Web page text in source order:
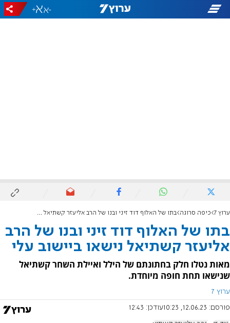
-
+
ערוץ 7 כיפה סרוגה בתו של האלוף דוד זיני ובנו של הרב אליעזר קשתיאל נישאו ביישוב עלי
בתו של האלוף דוד זיני ובנו של הרב
אליעזר קשתיאל נישאו ביישוב עלי
מאות נטלו חלק בחתונתם של הילל ואיילת השחר קשתיאל
שנישאו תחת חופה מיוחדת.
ערוץ 7
פורסם: 12.06.23, 10:23 עודכן: 12:43